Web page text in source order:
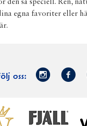
den så speciell. Ren,
egna favoriter eller
oss:
VästerbottensostFjällfil